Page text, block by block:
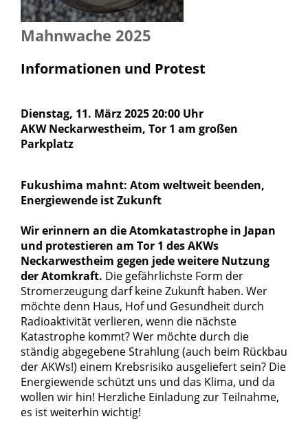
Mahnwache 2025
Informationen und Protest
Dienstag, 11. März 2025 20:00 Uhr
AKW Neckarwestheim, Tor 1 am großen
Parkplatz
Fukushima mahnt: Atom weltweit beenden,
Energiewende ist Zukunft
Wir erinnern an die Atomkatastrophe in Japan
und protestieren am Tor 1 des AKWs
Neckarwestheim gegen jede weitere Nutzung
der Atomkraft. Die gefährlichste Form der
Stromerzeugung darf keine Zukunft haben. Wer
möchte denn Haus, Hof und Gesundheit durch
Radioaktivität verlieren, wenn die nächste
Katastrophe kommt? Wer möchte durch die
ständig abgegebene Strahlung (auch beim Rückbau
der AKWs!) einem Krebsrisiko ausgeliefert sein? Die
Energiewende schützt uns und das Klima, und da
wollen wir hin! Herzliche Einladung zur Teilnahme,
es ist weiterhin wichtig!